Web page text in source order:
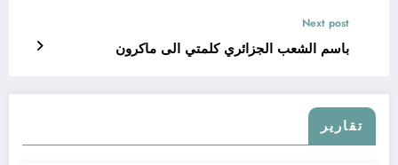
Next post
باسم الشعب الجزائري كلمتي الى ماكرون
تقارير